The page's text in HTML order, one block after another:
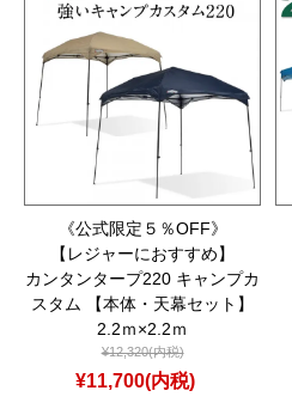
《公式限定５％OFF》
【レジャーにおすすめ】
カンタンタープ220 キャンプカ
スタム 【本体・天幕セット】
2.2ｍ×2.2ｍ
¥12,320(内税)
¥11,700(内税)